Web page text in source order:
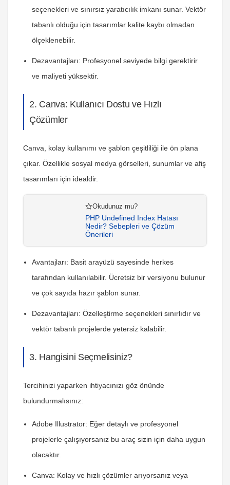
seçenekleri ve sınırsız yaratıcılık imkanı sunar. Vektör
tabanlı olduğu için tasarımlar kalite kaybı olmadan
ölçeklenebilir.
Dezavantajları: Profesyonel seviyede bilgi gerektirir
ve maliyeti yüksektir.
2. Canva: Kullanıcı Dostu ve Hızlı
Çözümler
Canva, kolay kullanımı ve şablon çeşitliliği ile ön plana
çıkar. Özellikle sosyal medya görselleri, sunumlar ve afiş
tasarımları için idealdir.
Okudunuz mu?
PHP Undefined Index Hatası
Nedir? Sebepleri ve Çözüm
Önerileri
Avantajları: Basit arayüzü sayesinde herkes
tarafından kullanılabilir. Ücretsiz bir versiyonu bulunur
ve çok sayıda hazır şablon sunar.
Dezavantajları: Özelleştirme seçenekleri sınırlıdır ve
vektör tabanlı projelerde yetersiz kalabilir.
3. Hangisini Seçmelisiniz?
Tercihinizi yaparken ihtiyacınızı göz önünde
bulundurmalısınız:
Adobe Illustrator: Eğer detaylı ve profesyonel
projelerle çalışıyorsanız bu araç sizin için daha uygun
olacaktır.
Canva: Kolay ve hızlı çözümler arıyorsanız veya